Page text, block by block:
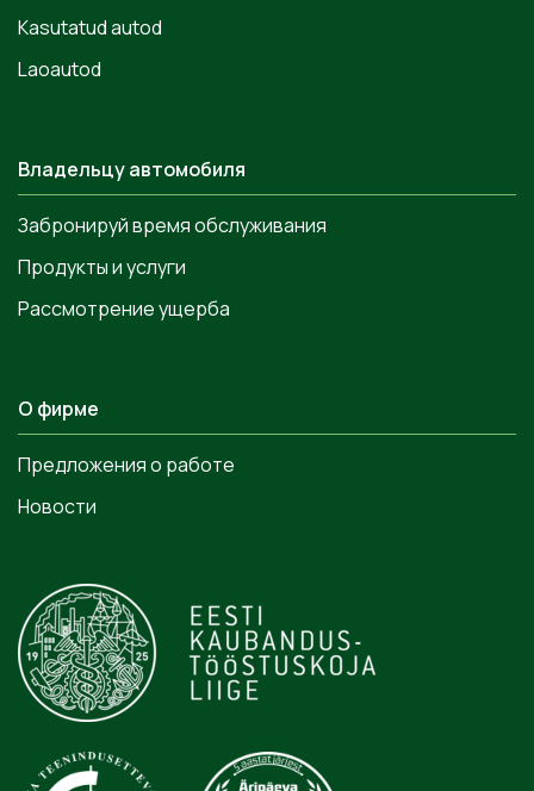
Kasutatud autod
Laoautod
Владельцу автомобиля
Забронируй время обслуживания
Продукты и услуги
Рассмотрение ущерба
О фирме
Предложения о работе
Новости